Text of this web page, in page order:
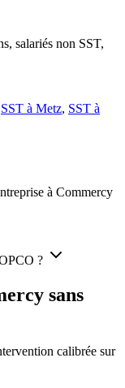
salariés non SST,
SST à Metz, SST à
à Commercy
?
sans
calibrée sur